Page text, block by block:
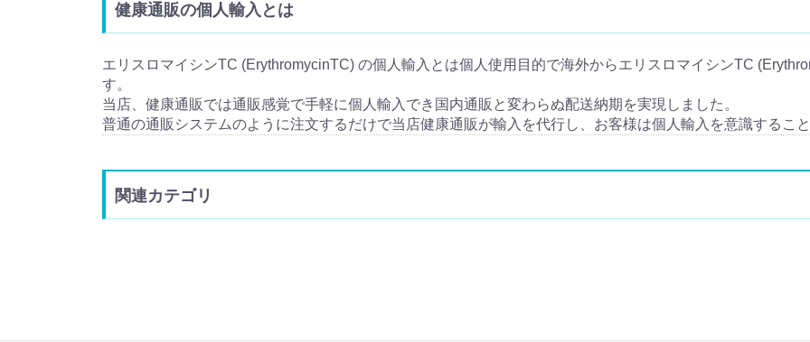
健康通販の個人輸入とは
エリスロマイシンTC (ErythromycinTC) の個人輸入とは個人使用目的で海外からエリスロマイシンTC
す。
当店、健康通販では通販感覚で手軽に個人輸入でき国内通販と変わらぬ配送納期を実現しました。
普通の通販システムのように注文するだけで当店健康通販が輸入を代行し、お客様は個人輸入を意識するこ
関連カテゴリ